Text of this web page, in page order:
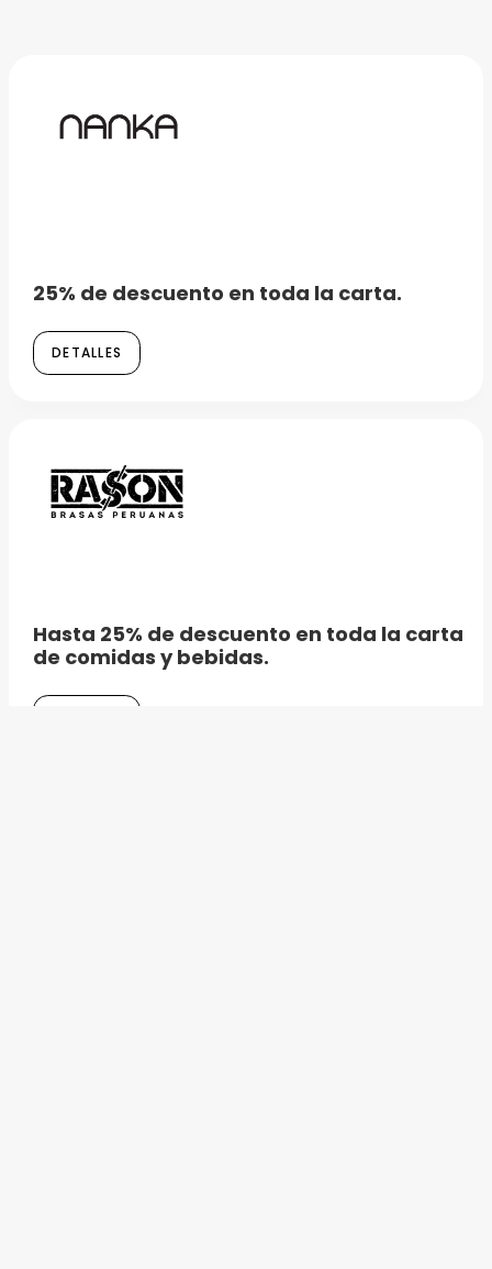
25% de descuento en toda la carta.
DETALLES
Hasta 25% de descuento en toda la carta
de comidas y bebidas.